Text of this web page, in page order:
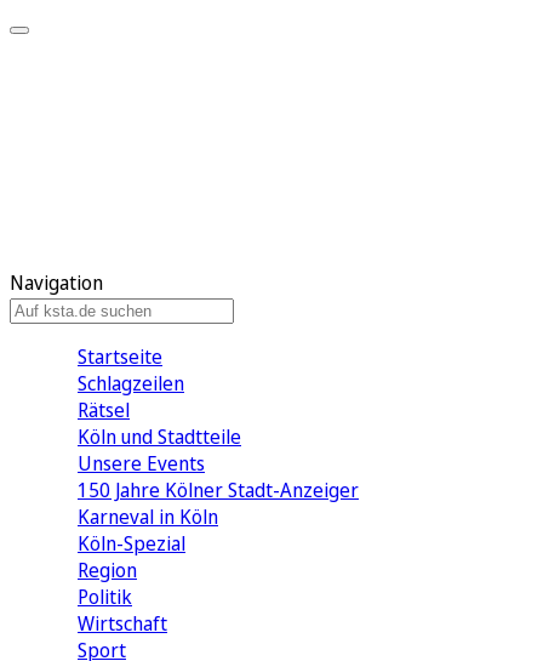
Navigation
Startseite
Schlagzeilen
Rätsel
Köln und Stadtteile
Unsere Events
150 Jahre Kölner Stadt-Anzeiger
Karneval in Köln
Köln-Spezial
Region
Politik
Wirtschaft
Sport